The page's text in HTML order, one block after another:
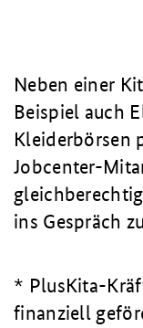
Neben einer
Beispiel auch
Kleiderbörsen
Jobcenter-
ins Gespräch
* PlusKita-
finanziell